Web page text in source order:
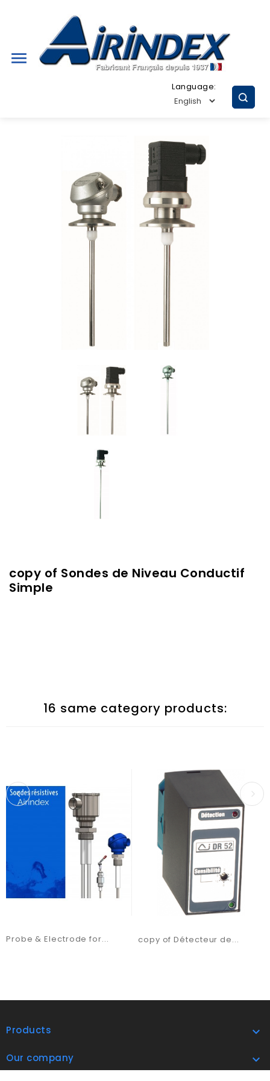

Language:
copy of Sondes de Niveau Conductif
Simple
16 same category products:
Probe & Electrode for... copy of Détecteur de...
Products 
Our company 